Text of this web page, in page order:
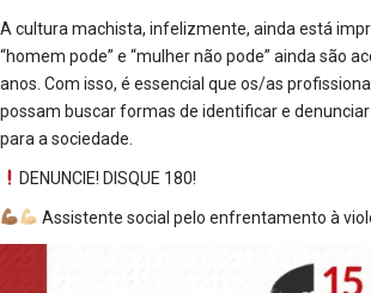
A cultura machista, infelizmente, ainda está
“homem pode” e “mulher não pode” ainda são
anos. Com isso, é essencial que os/as
possam buscar formas de identificar e
para a sociedade.
DENUNCIE! DISQUE 180!
Assistente social pelo enfrentamento à